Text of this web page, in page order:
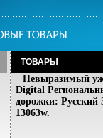
ТОВАРЫ
Невыразимый
Digital
дорожки: Русский
13063w.